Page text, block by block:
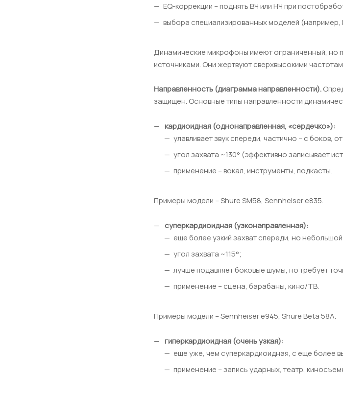
EQ-коррекции – поднять ВЧ или НЧ при
выбора специализированных моделей (например,
Динамические микрофоны имеют ограниченный, но
источниками. Они жертвуют сверхвысокими
Направленность (диаграмма направленности).
защищен. Основные типы направленности
кардиоидная (однонаправленная, «сердечко»):
улавливает звук спереди, частично – с боков,
угол захвата ~130° (эффективно записывает
применение – вокал, инструменты, подкасты.
Примеры модели – Shure SM58, Sennheiser e835.
суперкардиоидная (узконаправленная):
еще более узкий захват спереди, но
угол захвата ~115°;
лучше подавляет боковые шумы, но требует
применение – сцена, барабаны, кино/ТВ.
Примеры модели – Sennheiser e945, Shure Beta 58A.
гиперкардиоидная (очень узкая):
еще уже, чем суперкардиоидная, с еще более
применение – запись ударных, театр,